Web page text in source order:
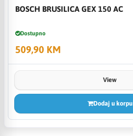
BOSCH BRUSILICA GEX 150 AC
Dostupno
509,90 KM
View
Dodaj u korpu